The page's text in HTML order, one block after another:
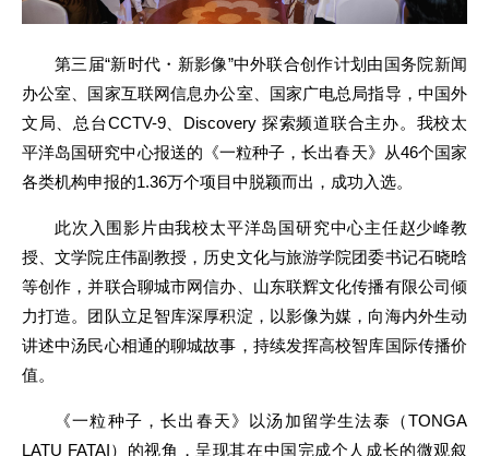
第三届“新时代・新影像”中外联合创作计划由国务院新闻
办公室、国家互联网信息办公室、国家广电总局指导，中国外
文局、总台CCTV-9、Discovery 探索频道联合主办。 我校太
平洋岛国研究中心报送的《一粒种子，长出春天》从46个国家
各类机构申报的1.36万个项目中脱颖而出，成功入选。
此次入围影片由我校太平洋岛国研究中心主任赵少峰教
授、文学院庄伟副教授，历史文化与旅游学院团委书记石晓晗
等创作，并联合聊城市网信办、山东联辉文化传播有限公司倾
力打造。团队立足智库深厚积淀，以影像为媒，向海内外生动
讲述中汤民心相通的聊城故事，持续发挥高校智库国际传播价
值。
《一粒种子，长出春天》以汤加留学生法泰（TONGA
LATU FATAI）的视角，呈现其在中国完成个人成长的微观叙